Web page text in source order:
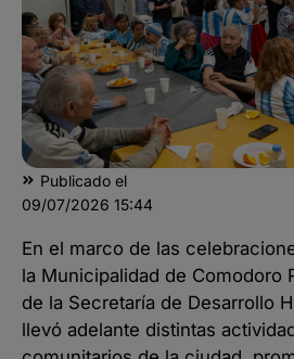
Publicado el
09/07/2026 15:44
En el marco de las
la Municipalidad de Comodoro
de la Secretaría de Desarrollo
llevó adelante distintas